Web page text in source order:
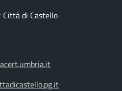
Città di Castello